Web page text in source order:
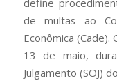
de multas ao
Econômica
13 de maio,
Julgamento (SOJ)